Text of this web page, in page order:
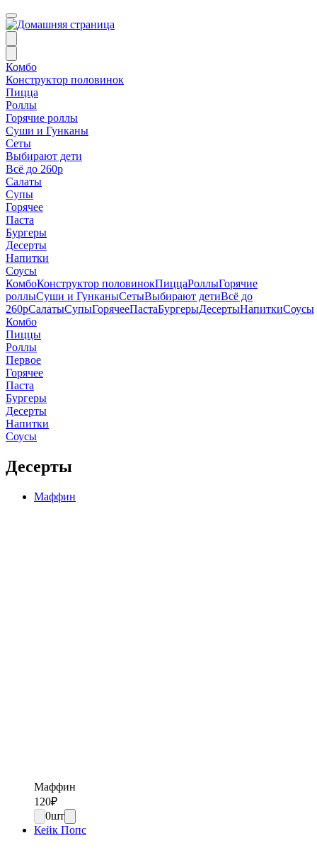
Комбо
Конструктор половинок
Пицца
Роллы
Горячие роллы
Суши и Гунканы
Сеты
Выбирают дети
Всё до 260р
Салаты
Супы
Горячее
Паста
Бургеры
Десерты
Напитки
Соусы
КомбоКонструктор половинокПиццаРоллыГорячие
роллыСуши и ГунканыСетыВыбирают детиВсё до
260рСалатыСупыГорячееПастаБургерыДесертыНапиткиСоусы
Комбо
Пиццы
Роллы
Первое
Горячее
Паста
Бургеры
Десерты
Напитки
Соусы
Десерты
Маффин
Маффин
120₽
0шт
Кейк Попс